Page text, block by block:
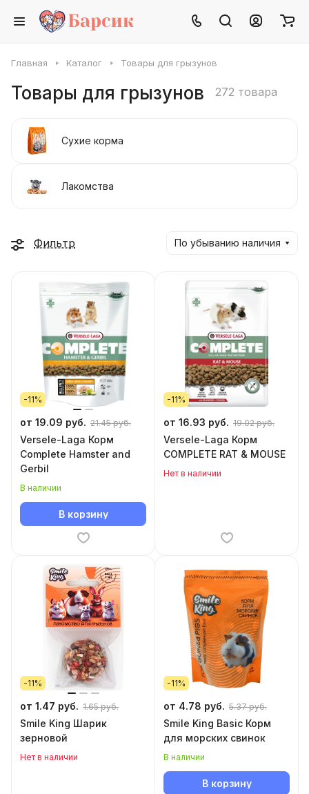
Главная Каталог Товары для грызунов
Товары для грызунов 272 товара
Сухие корма
Лакомства
Фильтр По убыванию наличия
-11%
от 19.09 руб. 21.45 руб.
Versele-Laga Корм
Complete Hamster and
Gerbil
В наличии
В корзину
-11%
от 16.93 руб. 19.02 руб.
Versele-Laga Корм
COMPLETE RAT & MOUSE
Нет в наличии
-11%
от 1.47 руб. 1.65 руб.
Smile King Шарик
зерновой
Нет в наличии
-11%
от 4.78 руб. 5.37 руб.
Smile King Basic Корм
для морских свинок
В наличии
В корзину